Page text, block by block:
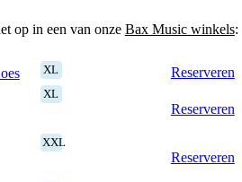
op in een van onze Bax Music winkels:
XL
Reserveren
XL
Reserveren
XXL
Reserveren